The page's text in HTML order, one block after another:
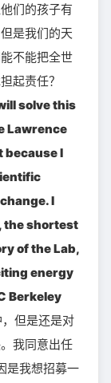
们的孩子有
是我们的天
不能把全世
起责任？
solve this
Lawrence
because I
I
the shortest
of the Lab,
energy
Berkeley
但是还是对
我同意出任
是我想招募一